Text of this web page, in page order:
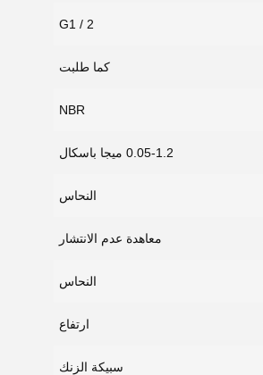
G1 / 2
كما طلبت
NBR
0.05-1.2 ميجا باسكال
النحاس
معاهدة عدم الانتشار
النحاس
ارتفاع
سبيكة الزنك